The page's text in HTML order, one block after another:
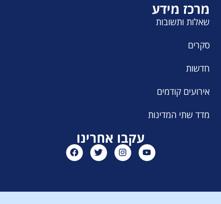
מרכז מידע
שאלות ותשובות
סקרים
חדשות
אירועים קודמים
מדד שתי המדינות
עקבו אחרינו